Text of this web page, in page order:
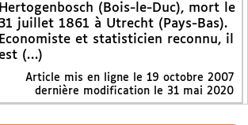
Hertogenbosch (Bois-le-Duc), mort le
31 juillet 1861 à Utrecht (Pays-Bas).
Economiste et statisticien reconnu, il
(…)
Article mis en ligne le 19 octobre 2007
dernière modification le 31 mai 2020